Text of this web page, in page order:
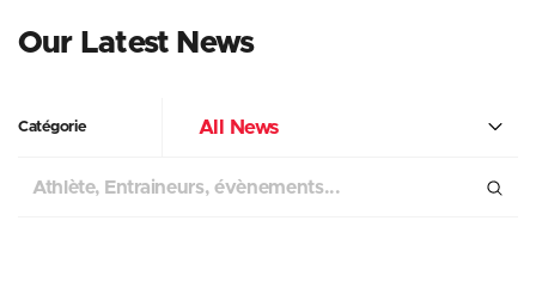
Our Latest News
Catégorie All News